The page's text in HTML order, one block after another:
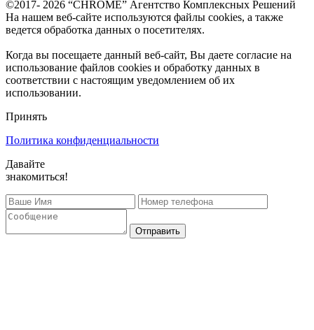
©2017- 2026 “CHROME” Агентство Комплексных Решений
На нашем веб-сайте используются файлы cookies, а также
ведется обработка данных о посетителях.
Когда вы посещаете данный веб-сайт, Вы даете согласие на
использование файлов cookies и обработку данных в
соответствии с настоящим уведомлением об их
использовании.
Принять
Политика конфиденциальности
Давайте
знакомиться!
Отправить